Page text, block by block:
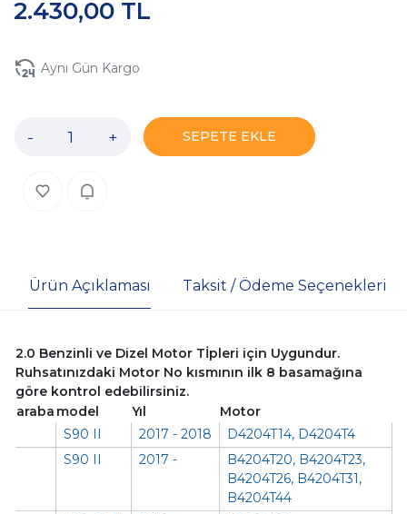
2.430,00 TL
Aynı Gün Kargo
- + SEPETE EKLE
Ürün Açıklaması Taksit / Ödeme Seçenekleri
2.0 Benzinli ve Dizel Motor Tİpleri için Uygundur.
Ruhsatınızdaki Motor No kısmının ilk 8 basamağına
göre kontrol edebilirsiniz.
araba model Yıl
Motor
S90 II
2017 - 2018
D4204T14, D4204T4
S90 II
2017 -
B4204T20, B4204T23,
B4204T26, B4204T31,
B4204T44